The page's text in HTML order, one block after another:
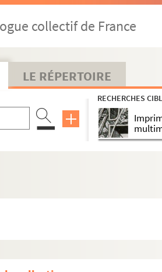
collectif de France
LE RÉPERTOIRE
RECHERCHES
Roubaix
à fourrages